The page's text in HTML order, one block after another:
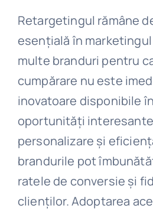
Retargetingul rămâne
esențială în
multe branduri pentru
cumpărare nu este
inovatoare disponibile
oportunități
personalizare și
brandurile pot
ratele de conversie și
clienților. Adoptarea